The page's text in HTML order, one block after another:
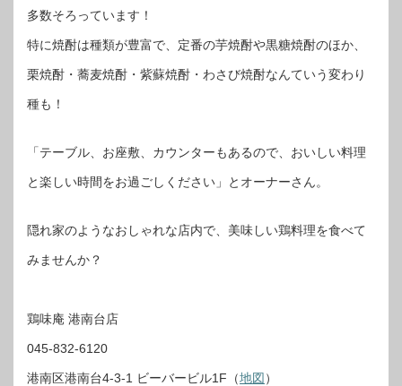
多数そろっています！
特に焼酎は種類が豊富で、定番の芋焼酎や黒糖焼酎のほか、
栗焼酎・蕎麦焼酎・紫蘇焼酎・わさび焼酎なんていう変わり
種も！
「テーブル、お座敷、カウンターもあるので、おいしい料理
と楽しい時間をお過ごしください」とオーナーさん。
隠れ家のようなおしゃれな店内で、美味しい鶏料理を食べて
みませんか？
鶏味庵 港南台店
045-832-6120
港南区港南台4-3-1 ビーバービル1F（地図 ）